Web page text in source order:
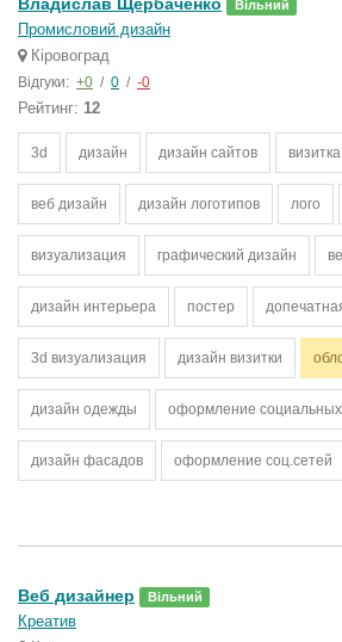
Вільний
Промисловий дизайн
Кіровоград
Відгуки: +0 / 0 / -0
Рейтинг: 12
3d дизайн дизайн сайтов визитка
веб дизайн дизайн логотипов лого
визуализация графический дизайн
дизайн интерьера постер
3d визуализация дизайн визитки
дизайн одежды оформление социальных
дизайн фасадов оформление соц.сетей
Веб дизайнер Вільний
Креатив